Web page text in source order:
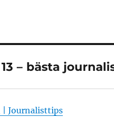
– bästa
| Journalisttips